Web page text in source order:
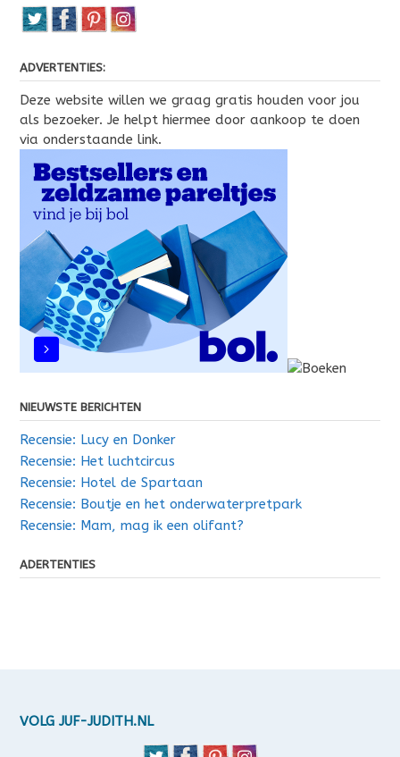
ADVERTENTIES:
Deze website willen we graag gratis houden voor jou
als bezoeker. Je helpt hiermee door aankoop te doen
via onderstaande link.
NIEUWSTE BERICHTEN
Recensie: Lucy en Donker
Recensie: Het luchtcircus
Recensie: Hotel de Spartaan
Recensie: Boutje en het onderwaterpretpark
Recensie: Mam, mag ik een olifant?
ADERTENTIES
VOLG JUF-JUDITH.NL